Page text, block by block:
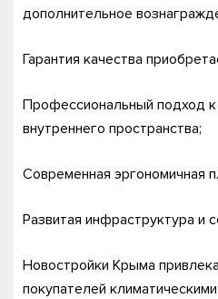
дополнительное
Гарантия качества
Профессиональный подход к
внутреннего пространства;
Современная эргономичная
Развитая инфраструктура и
Новостройки Крыма
покупателей